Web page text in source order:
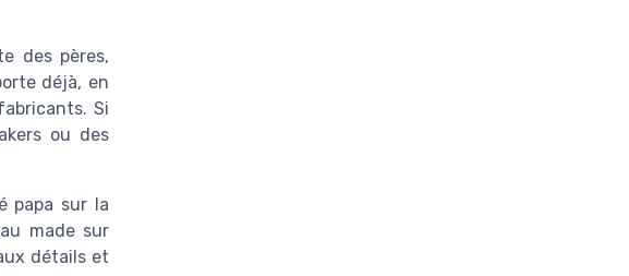
des pères,
déjà, en
Si
ou des
papa sur la
made sur
détails et